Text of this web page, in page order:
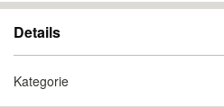
Details
Kategorie